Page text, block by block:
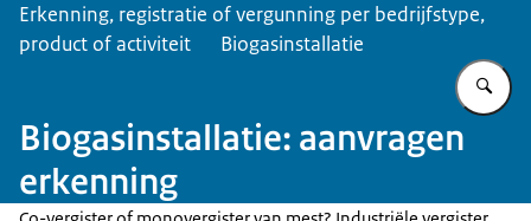
Erkenning, registratie of vergunning per bedrijfstype,
product of activiteit
Biogasinstallatie
Biogasinstallatie: aanvragen
erkenning